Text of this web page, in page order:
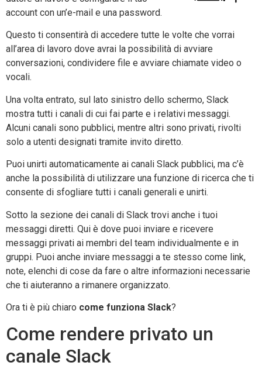
account con un’e-mail e una password.
Questo ti consentirà di accedere tutte le volte che vorrai
all’area di lavoro dove avrai la possibilità di avviare
conversazioni, condividere file e avviare chiamate video o
vocali.
Una volta entrato, sul lato sinistro dello schermo, Slack
mostra tutti i canali di cui fai parte e i relativi messaggi.
Alcuni canali sono pubblici, mentre altri sono privati, rivolti
solo a utenti designati tramite invito diretto.
Puoi unirti automaticamente ai canali Slack pubblici, ma c’è
anche la possibilità di utilizzare una funzione di ricerca che ti
consente di sfogliare tutti i canali generali e unirti.
Sotto la sezione dei canali di Slack trovi anche i tuoi
messaggi diretti. Qui è dove puoi inviare e ricevere
messaggi privati ​​ai membri del team individualmente e in
gruppi. Puoi anche inviare messaggi a te stesso come link,
note, elenchi di cose da fare o altre informazioni necessarie
che ti aiuteranno a rimanere organizzato.
Ora ti è più chiaro come funziona Slack?
Come rendere privato un
canale Slack